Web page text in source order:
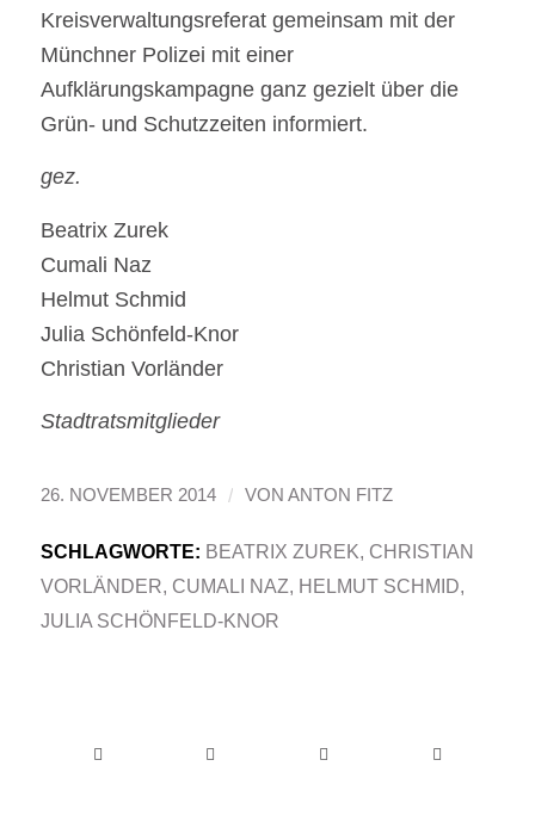
Kreisverwaltungsreferat gemeinsam mit der
Münchner Polizei mit einer
Aufklärungskampagne ganz gezielt über die
Grün- und Schutzzeiten informiert.
gez.
Beatrix Zurek
Cumali Naz
Helmut Schmid
Julia Schönfeld-Knor
Christian Vorländer
Stadtratsmitglieder
26. NOVEMBER 2014 / VON ANTON FITZ
SCHLAGWORTE: BEATRIX ZUREK, CHRISTIAN
VORLÄNDER, CUMALI NAZ, HELMUT SCHMID,
JULIA SCHÖNFELD-KNOR